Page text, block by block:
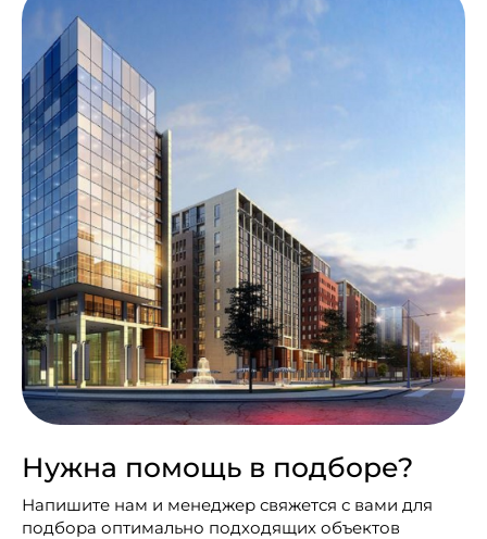
Нужна помощь в подборе?
Напишите нам и менеджер свяжется с вами для
подбора оптимально подходящих объектов